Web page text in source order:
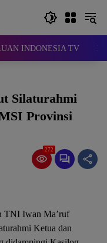
INDONESIA TV
Silaturahmi
Provinsi
272
TNI Iwan Ma’ruf
Ketua dan